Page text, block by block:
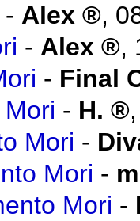
- Alex ,
- Alex ,
- Final
- H.
Mori -
Mori -
Mori -